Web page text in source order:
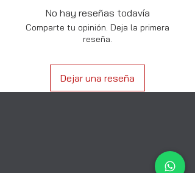
No hay reseñas todavía
Comparte tu opinión. Deja la primera
reseña.
Dejar una reseña